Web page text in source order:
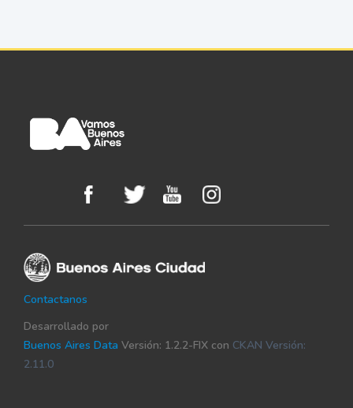
Contactanos
Desarrollado por
Buenos Aires Data Versión: 1.2.2-FIX con CKAN Versión:
2.11.0